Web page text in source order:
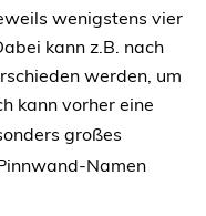
wenigstens vier
kann z.B. nach
werden, um
kann vorher eine
großes
Namen